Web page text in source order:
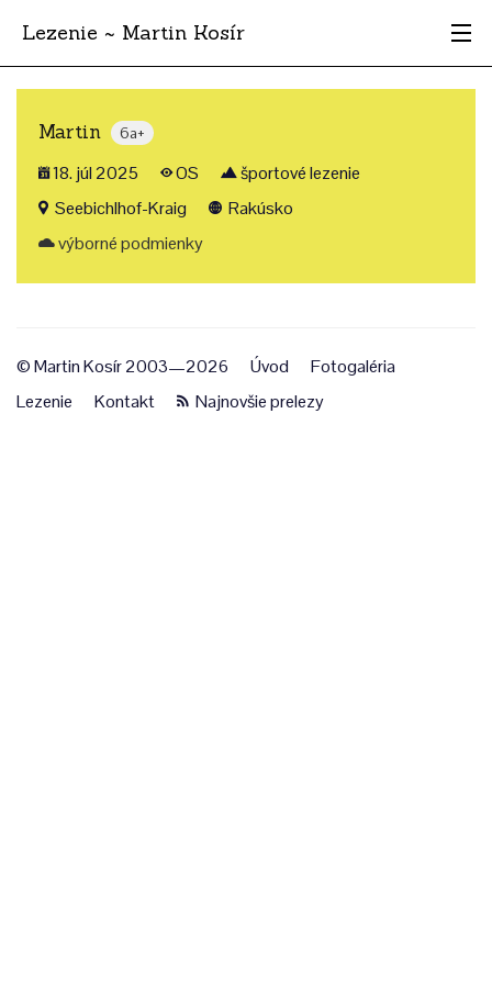
Lezenie ~ Martin Kosír
Najhodnotnejšie
Krajina
Štýl
Martin 6a+
18. júl 2025 OS
športové lezenie
Seebichlhof-Kraig
Rakúsko
výborné podmienky
© Martin Kosír 2003—2026 Úvod
Fotogaléria
Lezenie
Kontakt Najnovšie prelezy